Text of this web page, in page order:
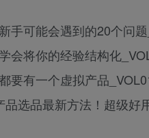
可能会遇到的20个问题
将你的经验结构化
有一个虚拟产品
品最新方法！超级好